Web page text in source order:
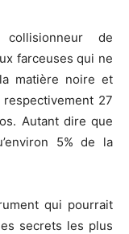
de
farceuses qui ne
matière noire et
27
Autant dire que
5% de la
qui pourrait
secrets les plus